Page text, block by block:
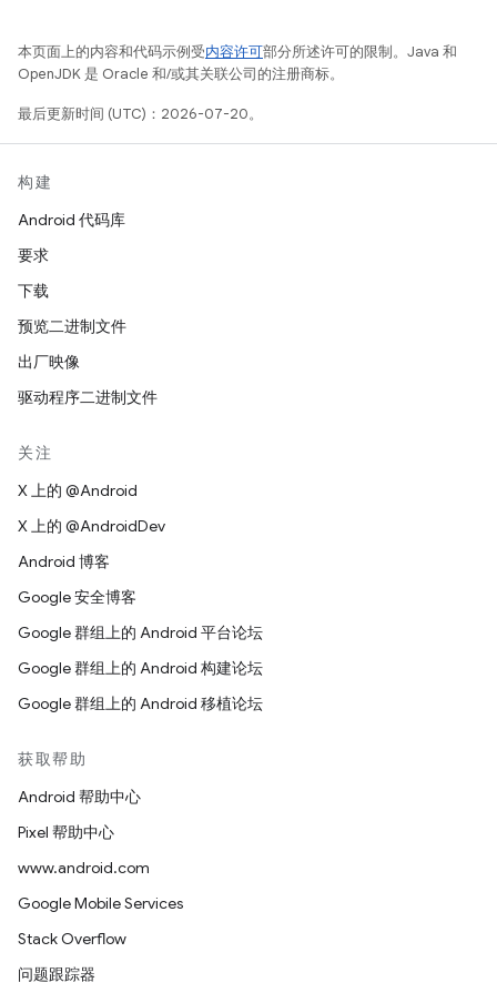
本页面上的内容和代码示例受内容许可部分所述许可的限制。Java 和
OpenJDK 是 Oracle 和/或其关联公司的注册商标。
最后更新时间 (UTC)：2026-07-20。
构建
Android 代码库
要求
下载
预览二进制文件
出厂映像
驱动程序二进制文件
关注
X 上的 @Android
X 上的 @AndroidDev
Android 博客
Google 安全博客
Google 群组上的 Android 平台论坛
Google 群组上的 Android 构建论坛
Google 群组上的 Android 移植论坛
获取帮助
Android 帮助中心
Pixel 帮助中心
www.android.com
Google Mobile Services
Stack Overflow
问题跟踪器